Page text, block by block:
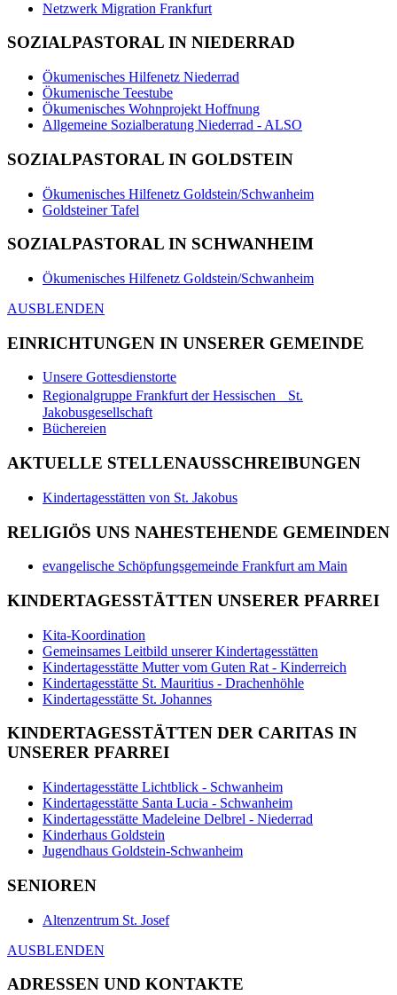
Netzwerk Migration Frankfurt
SOZIALPASTORAL IN NIEDERRAD
Ökumenisches Hilfenetz Niederrad
Ökumenische Teestube
Ökumenisches Wohnprojekt Hoffnung
Allgemeine Sozialberatung Niederrad - ALSO
SOZIALPASTORAL IN GOLDSTEIN
Ökumenisches Hilfenetz Goldstein/Schwanheim
Goldsteiner Tafel
SOZIALPASTORAL IN SCHWANHEIM
Ökumenisches Hilfenetz Goldstein/Schwanheim
AUSBLENDEN
EINRICHTUNGEN IN UNSERER GEMEINDE
Unsere Gottesdienstorte
Regionalgruppe Frankfurt der Hessischen St.
Jakobusgesellschaft
Büchereien
AKTUELLE STELLENAUSSCHREIBUNGEN
Kindertagesstätten von St. Jakobus
RELIGIÖS UNS NAHESTEHENDE GEMEINDEN
evangelische Schöpfungsgemeinde Frankfurt am Main
KINDERTAGESSTÄTTEN UNSERER PFARREI
Kita-Koordination
Gemeinsames Leitbild unserer Kindertagesstätten
Kindertagesstätte Mutter vom Guten Rat - Kinderreich
Kindertagesstätte St. Mauritius - Drachenhöhle
Kindertagesstätte St. Johannes
KINDERTAGESSTÄTTEN DER CARITAS IN
UNSERER PFARREI
Kindertagesstätte Lichtblick - Schwanheim
Kindertagesstätte Santa Lucia - Schwanheim
Kindertagesstätte Madeleine Delbrel - Niederrad
Kinderhaus Goldstein
Jugendhaus Goldstein-Schwanheim
SENIOREN
Altenzentrum St. Josef
AUSBLENDEN
ADRESSEN UND KONTAKTE